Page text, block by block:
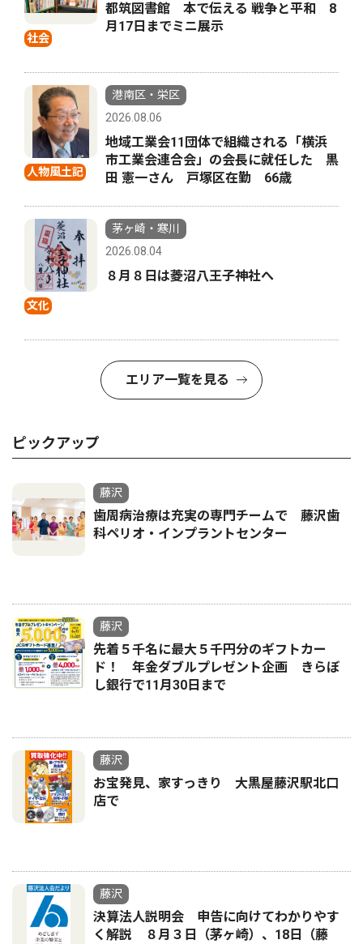
社会
都筑図書館 本で伝える 戦争と平和 8
月17日までミニ展示
人物風土記
港南区・栄区
2026.08.06
地域工業会11団体で組織される「横浜
市工業会連合会」の会長に就任した 黒
田 憲一さん 戸塚区在勤 66歳
文化
茅ヶ崎・寒川
2026.08.04
８月８日は菱沼八王子神社へ
エリア一覧を見る
ピックアップ
藤沢
歯周病治療は充実の専門チームで 藤沢歯
科ペリオ・インプラントセンター
藤沢
先着５千名に最大５千円分のギフトカー
ド！ 年金ダブルプレゼント企画 きらぼ
し銀行で11月30日まで
藤沢
お宝発見、家すっきり 大黒屋藤沢駅北口
店で
藤沢
決算法人説明会 申告に向けてわかりやす
く解説 ８月３日（茅ヶ崎）、18日（藤